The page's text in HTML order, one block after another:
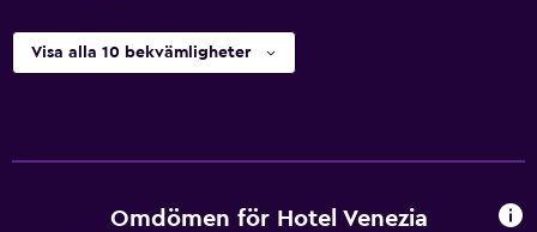
Visa alla 10 bekvämligheter
Omdömen för Hotel Venezia